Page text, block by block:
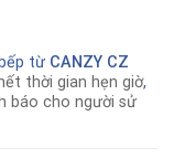
bếp từ CANZY CZ
thời gian hẹn giờ,
báo cho người sử